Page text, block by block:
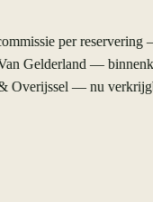
per reservering —
Gelderland —
— nu